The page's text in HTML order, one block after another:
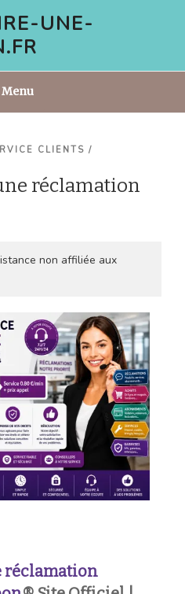
UNE-
Menu
CLIENTS /
réclamation
non affiliée aux
réclamation